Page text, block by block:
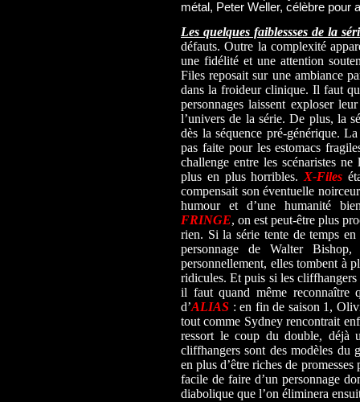
métal, Peter Weller, célèbre
Les quelques faiblessses de la
défauts. Outre la complexité
une fidélité et une attention
Files reposait sur une ambiance
dans la froideur clinique. Il faut
personnages laissent exploser
l’univers de la série. De plus, la
dès la séquence pré-générique.
pas faite pour les estomacs
challenge entre les scénaristes
plus en plus horribles. X-Files
compensait son éventuelle
humour et d’une humanité
FRINGE, on est peut-être plus
rien. Si la série tente de temps
personnage de Walter
personnellement, elles tombent à
ridicules. Et puis si les cliffhangers
il faut quand même reconnaître
d’ALIAS : en fin de saison 1,
tout comme Sydney rencontrait
ressort le coup du double, déjà
cliffhangers sont des modèles du
en plus d’être riches de
facile de faire d’un personnage
diabolique que l’on éliminera